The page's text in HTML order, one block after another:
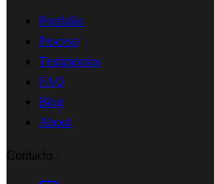
Portfolio
Proceso
Testimonios
FAQ
Blog
About
Contacto